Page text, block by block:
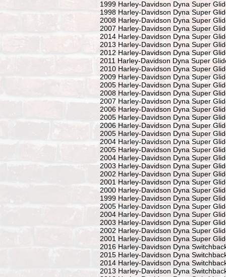
1999 Harley-Davidson Dyna Super
1998 Harley-Davidson Dyna Super
2008 Harley-Davidson Dyna Super
2007 Harley-Davidson Dyna Super
2014 Harley-Davidson Dyna Super
2013 Harley-Davidson Dyna Super
2012 Harley-Davidson Dyna Super
2011 Harley-Davidson Dyna Super
2010 Harley-Davidson Dyna Super
2009 Harley-Davidson Dyna Super
2005 Harley-Davidson Dyna Super
2008 Harley-Davidson Dyna Super
2007 Harley-Davidson Dyna Super
2006 Harley-Davidson Dyna Super
2005 Harley-Davidson Dyna Super
2006 Harley-Davidson Dyna Super
2005 Harley-Davidson Dyna Super
2004 Harley-Davidson Dyna Super
2005 Harley-Davidson Dyna Super
2004 Harley-Davidson Dyna Super
2003 Harley-Davidson Dyna Super
2002 Harley-Davidson Dyna Super
2001 Harley-Davidson Dyna Super
2000 Harley-Davidson Dyna Super
1999 Harley-Davidson Dyna Super
2005 Harley-Davidson Dyna Super
2004 Harley-Davidson Dyna Super
2003 Harley-Davidson Dyna Super
2002 Harley-Davidson Dyna Super
2001 Harley-Davidson Dyna Super
2016 Harley-Davidson Dyna
2015 Harley-Davidson Dyna
2014 Harley-Davidson Dyna
2013 Harley-Davidson Dyna